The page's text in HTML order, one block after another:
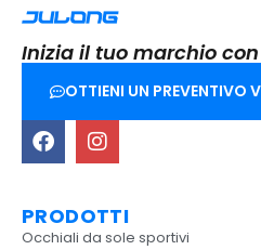
Inizia il tuo marchio
OTTIENI UN PREVENTIVO
PRODOTTI
Occhiali da sole sportivi